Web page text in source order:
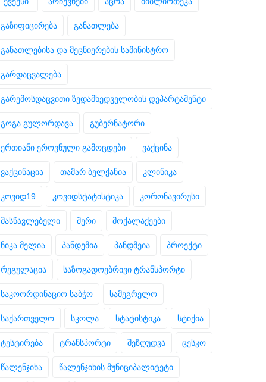
გაზიფიცირება განათლება
განათლებისა და მეცნიერების სამინისტრო
გარდაცვალება
გარემოსდაცვითი ზედამხედველობის დეპარტამენტი
გოგა გულორდავა გუბერნატორი
ერთიანი ეროვნული გამოცდები ვაქცინა
ვაქცინაცია თამარ ბელქანია კლინიკა
კოვიდ19 კოვიდსტატისტიკა კორონავირუსი
მასწავლებელი მერი მოქალაქეები
ნიკა მელია პანდემია პანდმეია პროექტი
რეგულაცია საზოგადოებრივი ტრანსპორტი
საკოორდინაციო საბჭო სამეგრელო
საქართველო სკოლა სტატისტიკა სტიქია
ტესტირება ტრანსპორტი შეზღუდვა ცესკო
წალენჯიხა წალენჯიხის მუნიციპალიტეტი